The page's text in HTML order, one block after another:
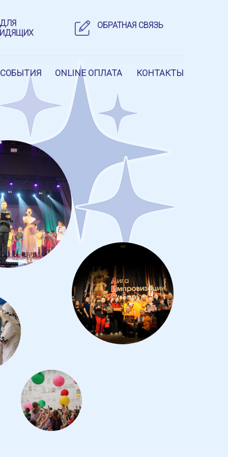
ОБРАТНАЯ СВЯЗЬ
ONLINE ОПЛАТА КОНТАКТЫ